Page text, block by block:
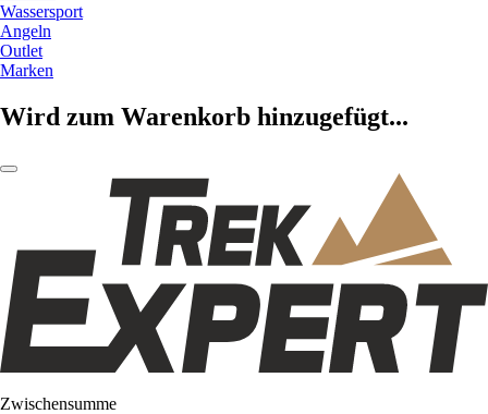
Wassersport
Angeln
Outlet
Marken
Wird zum Warenkorb hinzugefügt...
Zwischensumme